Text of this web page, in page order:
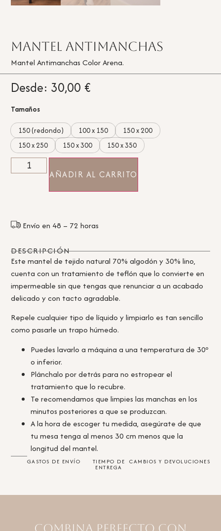
Mantel Antimanchas
Mantel Antimanchas Color Arena.
Desde: 30,00 €
Tamaños
150 (redondo) 100 x 150
150 x 200
150 x 250
150 x 300 150 x 350
AÑADIR AL CARRITO
Envío en 48 – 72 horas
DESCRIPCIÓN
Este mantel de tejido natural 70% algodón y 30% lino,
cuenta con un tratamiento de teflón que lo convierte en
impermeable sin que tengas que renunciar a un acabado
delicado y con tacto agradable.
Repele cualquier tipo de líquido y limpiarlo es tan sencillo
como pasarle un trapo húmedo.
Puedes lavarlo a máquina a una temperatura de 30º
o inferior.
Plánchalo por detrás para no estropear el
tratamiento que lo recubre.
Te recomendamos que limpies las manchas en los
minutos posteriores a que se produzcan.
A la hora de escoger tu medida, asegúrate de que
tu mesa tenga al menos 30 cm menos que la
longitud del mantel.
GASTOS DE ENVÍO TIEMPO DE
ENTREGA
CAMBIOS Y DEVOLUCIONES